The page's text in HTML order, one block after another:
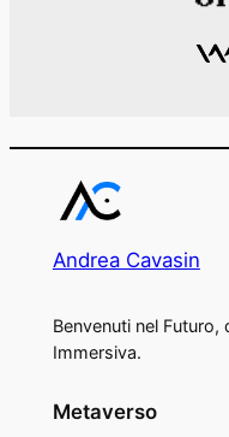
Andrea Cavasin
Benvenuti nel Futuro,
Immersiva.
Metaverso